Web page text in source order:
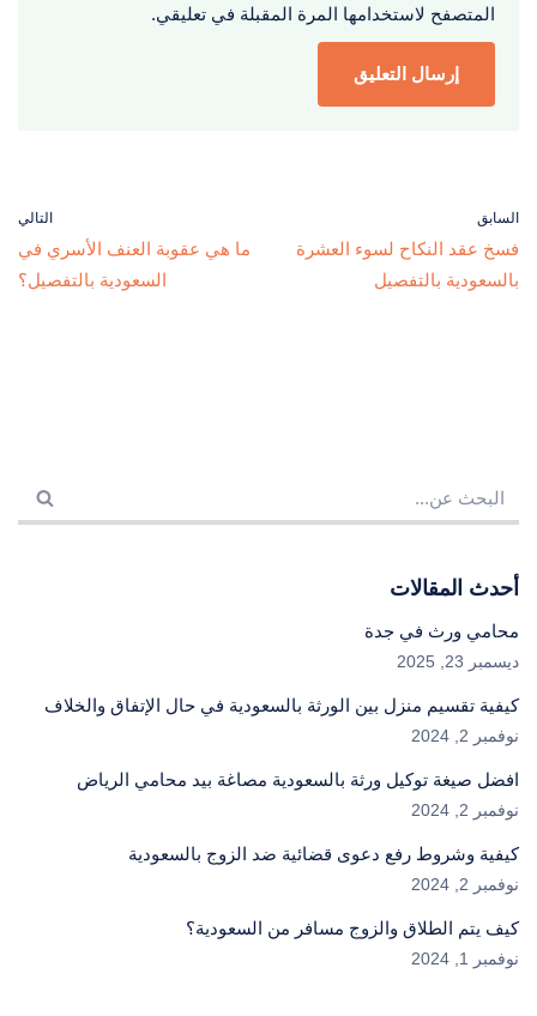
المتصفح لاستخدامها المرة المقبلة في تعليقي.
السابق
فسخ عقد النكاح لسوء العشرة
بالسعودية بالتفصيل
التالي
ما هي عقوبة العنف الأسري في
السعودية بالتفصيل؟
أحدث المقالات
محامي ورث في جدة
ديسمبر 23, 2025
كيفية تقسيم منزل بين الورثة بالسعودية في حال الإتفاق والخلاف
نوفمبر 2, 2024
افضل صيغة توكيل ورثة بالسعودية مصاغة بيد محامي الرياض
نوفمبر 2, 2024
كيفية وشروط رفع دعوى قضائية ضد الزوج بالسعودية
نوفمبر 2, 2024
كيف يتم الطلاق والزوج مسافر من السعودية؟
نوفمبر 1, 2024